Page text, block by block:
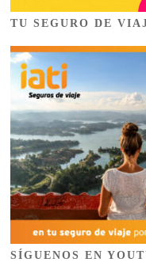
TU SEGURO DE
SÍGUENOS EN